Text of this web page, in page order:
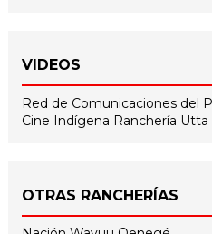
VIDEOS
Red de Comunicaciones del
Cine Indígena Ranchería Utta
OTRAS RANCHERÍAS